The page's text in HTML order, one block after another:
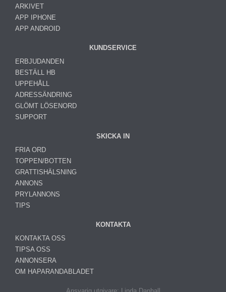
ARKIVET
APP IPHONE
APP ANDROID
KUNDSERVICE
ERBJUDANDEN
BESTÄLL HB
UPPEHÅLL
ADRESSÄNDRING
GLÖMT LÖSENORD
SUPPORT
SKICKA IN
FRIA ORD
TOPPEN/BOTTEN
GRATTISHÄLSNING
ANNONS
PRYLANNONS
TIPS
KONTAKTA
KONTAKTA OSS
TIPSA OSS
ANNONSERA
OM HAPARANDABLADET